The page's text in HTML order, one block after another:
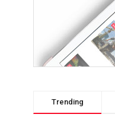
Trending